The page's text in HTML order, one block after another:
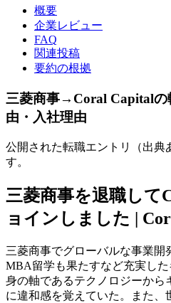
概要
企業レビュー
FAQ
関連投稿
要約の根拠
三菱商事→Coral Capitalの
由・入社理由
公開された転職エントリ（出典
す。
三菱商事を退職して
ョインしました |
三菱商事でグローバルな事業
MBA留学も果たすなど充実し
身の軸であるテクノロジーから
に違和感を覚えていた。また